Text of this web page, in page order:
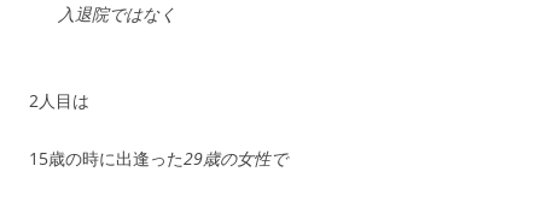
入退院ではなく
2人目は
15歳の時に出逢った29歳の女性で